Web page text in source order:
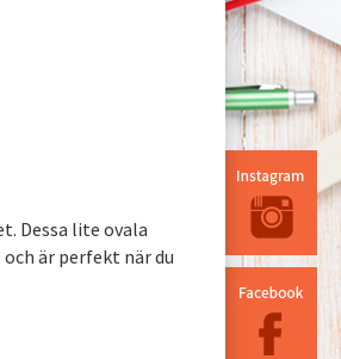
Dessa lite ovala
är perfekt när du